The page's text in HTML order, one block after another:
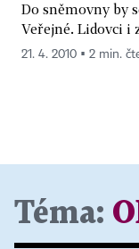
Do sněmovny by
Veřejné. Lidovci i
21. 4. 2010 ▪ 2 min.
Téma: